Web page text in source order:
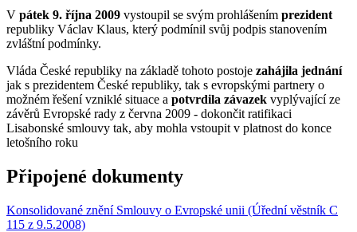
V pátek 9. října 2009 vystoupil se svým prohlášením prezident
republiky Václav Klaus, který podmínil svůj podpis stanovením
zvláštní podmínky.
Vláda České republiky na základě tohoto postoje zahájila jednání
jak s prezidentem České republiky, tak s evropskými partnery o
možném řešení vzniklé situace a potvrdila závazek vyplývající ze
závěrů Evropské rady z června 2009 - dokončit ratifikaci
Lisabonské smlouvy tak, aby mohla vstoupit v platnost do konce
letošního roku
Připojené dokumenty
Konsolidované znění Smlouvy o Evropské unii (Úřední věstník C
115 z 9.5.2008)